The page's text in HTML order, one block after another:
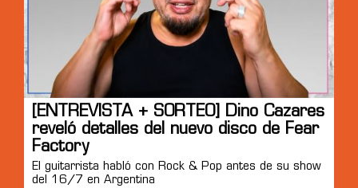
[ENTREVISTA + SORTEO] Dino Cazares
reveló detalles del nuevo disco de Fear
Factory
El guitarrista habló con Rock & Pop antes de su show
del 16/7 en Argentina